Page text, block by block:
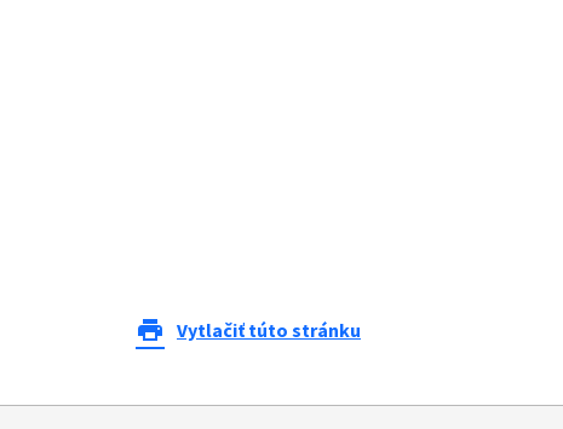
print Vytlačiť túto stránku